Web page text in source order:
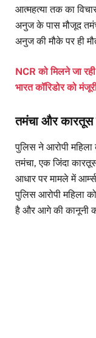
आत्महत्या तक का
अनुज के पास मौजूद
अनुज की मौके पर ही
NCR को मिलने जा रही
भारत कॉरिडोर को
तमंचा और कारतूस
पुलिस ने आरोपी महिला
तमंचा, एक जिंदा
आधार पर मामले में
पुलिस आरोपी महिला
है और आगे की कानूनी